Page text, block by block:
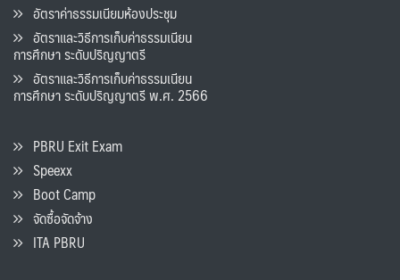
อัตราค่าธรรมเนียมห้องประชุม
อัตราและวิธีการเก็บค่าธรรมเนียน
การศึกษา ระดับปริญญาตรี
อัตราและวิธีการเก็บค่าธรรมเนียน
การศึกษา ระดับปริญญาตรี พ.ศ. 2566
PBRU Exit Exam
Speexx
Boot Camp
จัดซื้อจัดจ้าง
ITA PBRU